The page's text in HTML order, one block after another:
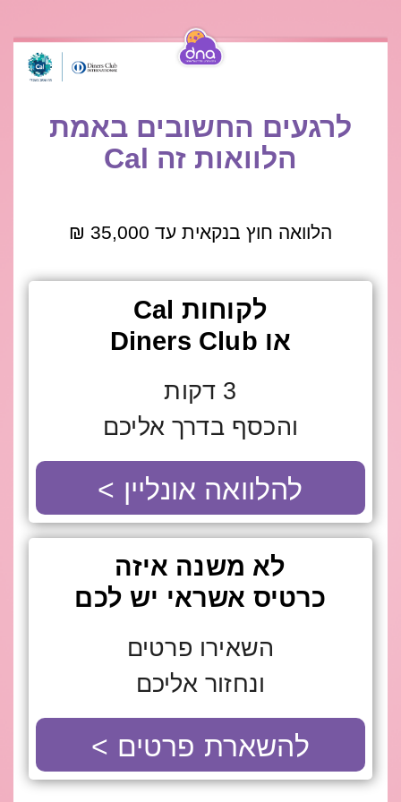
לרגעים החשובים באמת
הלוואות זה Cal
הלוואה חוץ בנקאית עד 35,000 ₪
לקוחות Cal
או Diners Club
3 דקות
והכסף בדרך אליכם
להלוואה אונליין >
לא משנה איזה
כרטיס אשראי יש לכם
השאירו פרטים
ונחזור אליכם
להשארת פרטים >